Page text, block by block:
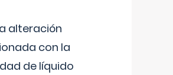
alteración
con la
de líquido